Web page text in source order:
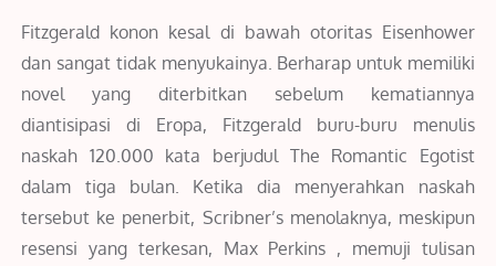
Fitzgerald konon kesal di bawah otoritas Eisenhower
dan sangat tidak menyukainya. Berharap untuk memiliki
novel yang diterbitkan sebelum kematiannya
diantisipasi di Eropa, Fitzgerald buru-buru menulis
naskah 120.000 kata berjudul The Romantic Egotist
dalam tiga bulan. Ketika dia menyerahkan naskah
tersebut ke penerbit, Scribner’s menolaknya, meskipun
resensi yang terkesan, Max Perkins , memuji tulisan